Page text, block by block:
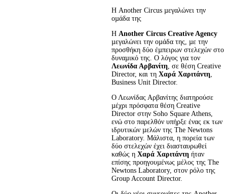
Η Another Circus µεγαλώνει την
οµάδα της
Η Another Circus Creative Agency
µεγαλώνει την οµάδα της, µε την
προσθήκη δύο έµπειρων στελεχών στο
δυναµικό της. Ο λόγος για τον
Λεωνίδα Αρβανίτη, σε θέση Creative
Director, και τη Χαρά Χαριτάντη,
Business Unit Director.
Ο Λεωνίδας Αρβανίτης διατηρούσε
µέχρι πρόσφατα θέση Creative
Director στην Soho Square Athens,
ενώ στο παρελθόν υπήρξε ένας εκ των
ιδρυτικών µελών της The Newtons
Laboratory. Μάλιστα, η πορεία των
δύο στελεχών έχει διασταυρωθεί
καθώς η Χαρά Χαριτάντη ήταν
επίσης προηγουµένως µέλος της The
Newtons Laboratory, στον ρόλο της
Group Account Director.